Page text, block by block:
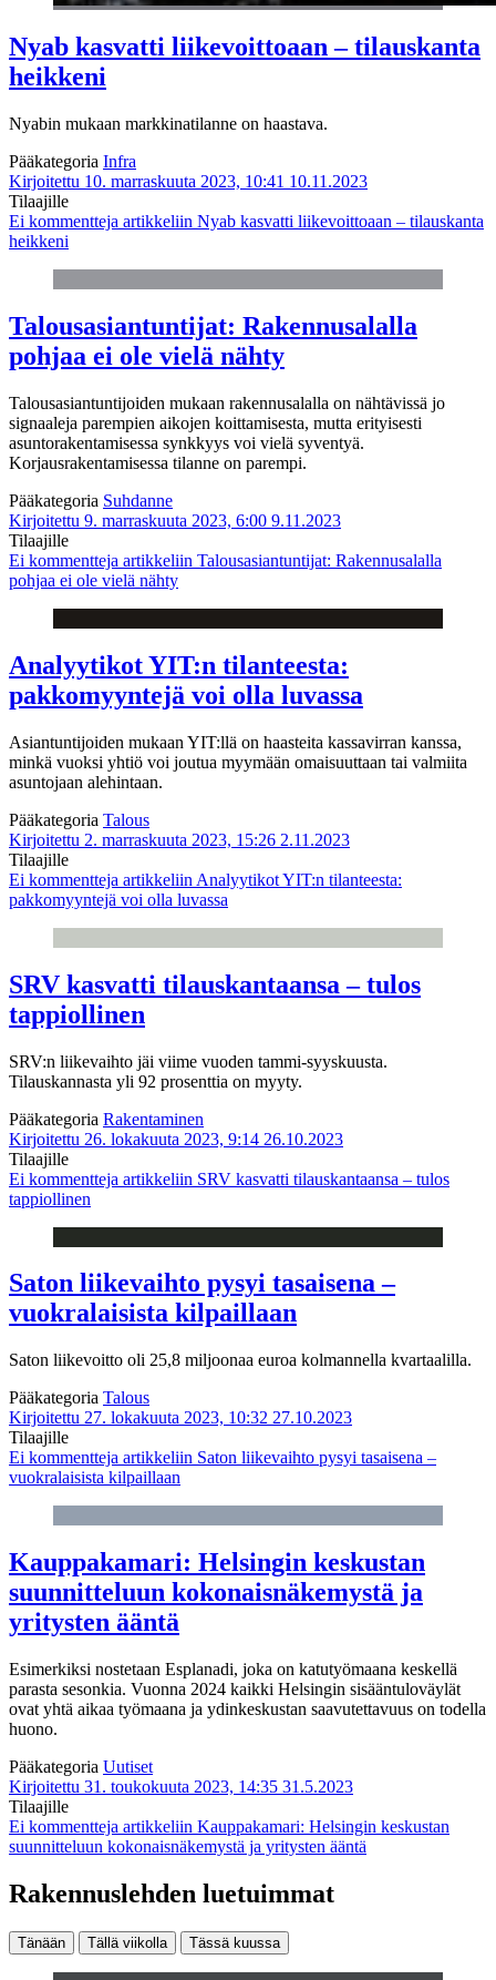
Nyab kasvatti liikevoittoaan – tilauskanta
heikkeni
Nyabin mukaan markkinatilanne on haastava.
Pääkategoria Infra
Kirjoitettu 10. marraskuuta 2023, 10:41 10.11.2023
Tilaajille
Ei kommentteja artikkeliin Nyab kasvatti liikevoittoaan – tilauskanta
heikkeni
Talousasiantuntijat: Rakennusalalla
pohjaa ei ole vielä nähty
Talousasiantuntijoiden mukaan rakennusalalla on nähtävissä jo
signaaleja parempien aikojen koittamisesta, mutta erityisesti
asuntorakentamisessa synkkyys voi vielä syventyä.
Korjausrakentamisessa tilanne on parempi.
Pääkategoria Suhdanne
Kirjoitettu 9. marraskuuta 2023, 6:00 9.11.2023
Tilaajille
Ei kommentteja artikkeliin Talousasiantuntijat: Rakennusalalla
pohjaa ei ole vielä nähty
Analyytikot YIT:n tilanteesta:
pakkomyyntejä voi olla luvassa
Asiantuntijoiden mukaan YIT:llä on haasteita kassavirran kanssa,
minkä vuoksi yhtiö voi joutua myymään omaisuuttaan tai valmiita
asuntojaan alehintaan.
Pääkategoria Talous
Kirjoitettu 2. marraskuuta 2023, 15:26 2.11.2023
Tilaajille
Ei kommentteja artikkeliin Analyytikot YIT:n tilanteesta:
pakkomyyntejä voi olla luvassa
SRV kasvatti tilauskantaansa – tulos
tappiollinen
SRV:n liikevaihto jäi viime vuoden tammi-syyskuusta.
Tilauskannasta yli 92 prosenttia on myyty.
Pääkategoria Rakentaminen
Kirjoitettu 26. lokakuuta 2023, 9:14 26.10.2023
Tilaajille
Ei kommentteja artikkeliin SRV kasvatti tilauskantaansa – tulos
tappiollinen
Saton liikevaihto pysyi tasaisena –
vuokralaisista kilpaillaan
Saton liikevoitto oli 25,8 miljoonaa euroa kolmannella kvartaalilla.
Pääkategoria Talous
Kirjoitettu 27. lokakuuta 2023, 10:32 27.10.2023
Tilaajille
Ei kommentteja artikkeliin Saton liikevaihto pysyi tasaisena –
vuokralaisista kilpaillaan
Kauppakamari: Helsingin keskustan
suunnitteluun kokonaisnäkemystä ja
yritysten ääntä
Esimerkiksi nostetaan Esplanadi, joka on katutyömaana keskellä
parasta sesonkia. Vuonna 2024 kaikki Helsingin sisääntuloväylät
ovat yhtä aikaa työmaana ja ydinkeskustan saavutettavuus on todella
huono.
Pääkategoria Uutiset
Kirjoitettu 31. toukokuuta 2023, 14:35 31.5.2023
Tilaajille
Ei kommentteja artikkeliin Kauppakamari: Helsingin keskustan
suunnitteluun kokonaisnäkemystä ja yritysten ääntä
Rakennuslehden luetuimmat
Tänään Tällä viikolla Tässä kuussa